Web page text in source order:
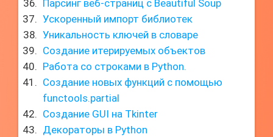
Парсинг веб-страниц с Beautiful Soup
Ускоренный импорт библиотек
Уникальность ключей в словаре
Создание итерируемых объектов
Работа со строками в Python.
Создание новых функций с помощью
functools.partial
Создание GUI на Tkinter
Декораторы в Python